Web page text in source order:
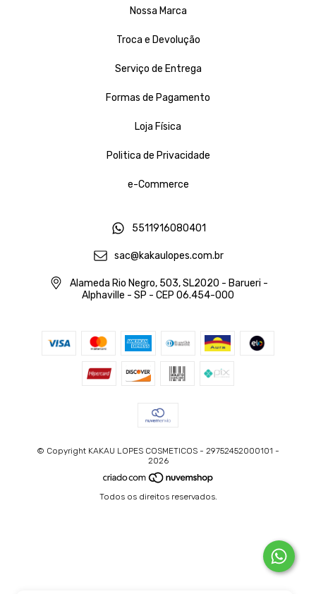
Nossa Marca
Troca e Devolução
Serviço de Entrega
Formas de Pagamento
Loja Física
Politica de Privacidade
e-Commerce
5511916080401
sac@kakaulopes.com.br
Alameda Rio Negro, 503, SL2020 - Barueri -
Alphaville - SP - CEP 06.454-000
© Copyright KAKAU LOPES COSMETICOS - 29752452000101 -
2026
Todos os direitos reservados.